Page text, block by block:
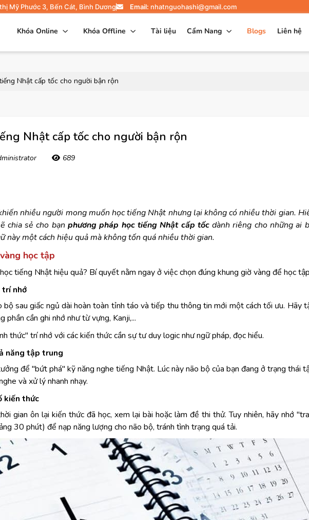
Mỹ Phước 3, Bến Cát, Bình Dương Email: nhatnguohashi@gmail.com
Khóa Online Khóa Offline Tài liệu Cẩm Nang Blogs Liên hệ
Nhật cấp tốc cho người bận rộn
Nhật cấp tốc cho người bận rộn
689
nhiều người mong muốn học tiếng Nhật nhưng lại không có nhiều thời gian.
chia sẻ cho bạnphương pháp học tiếng Nhật cấp tốcdành riêng cho những ai
này một cách hiệu quả mà không tốn quá nhiều thời gian.
học tập
tiếng Nhật hiệu quả? Bí quyết nằm ngay ở việc chọn đúng khung giờ vàng để học
trí nhớ
sau giấc ngủ dài hoàn toàn tỉnh táo và tiếp thu thông tin mới một cách tối ưu. Hãy
phần cần ghi nhớ như từ vựng, Kanji,...
thức" trí nhớ với các kiến thức cần sự tư duy logic như ngữ pháp, đọc hiểu.
năng tập trung
để "bứt phá" kỹ năng nghe tiếng Nhật. Lúc này não bộ của bạn đang ở trạng thái
và xử lý nhanh nhạy.
kiến thức
gian ôn lại kiến thức đã học, xem lại bài hoặc làm đề thi thử. Tuy nhiên, hãy nhớ
30 phút) để nạp năng lượng cho não bộ, tránh tình trạng quá tải.